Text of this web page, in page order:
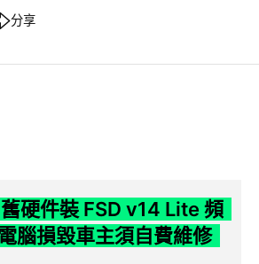
分享
硬件裝 FSD v14 Lite 頻
腦損毀車主須自費維修